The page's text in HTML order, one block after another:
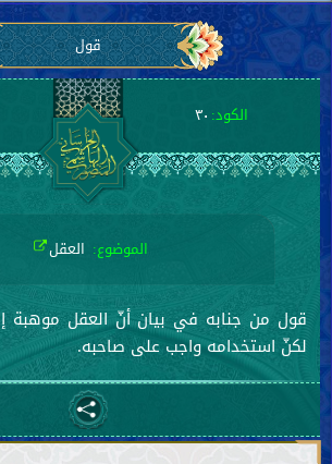
قول
الكود: ٣٠
الموضوع: العقل
قول من جنابه في بيان أنّ العقل موهبة
لكنّ استخدامه واجب على صاحبه.